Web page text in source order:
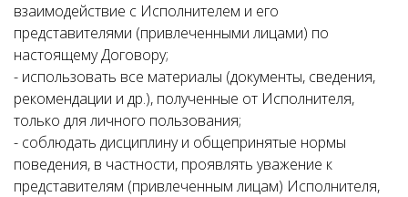
взаимодействие с Исполнителем и его
представителями (привлеченными лицами) по
настоящему Договору;
- использовать все материалы (документы, сведения,
рекомендации и др.), полученные от Исполнителя,
только для личного пользования;
- соблюдать дисциплину и общепринятые нормы
поведения, в частности, проявлять уважение к
представителям (привлеченным лицам) Исполнителя,